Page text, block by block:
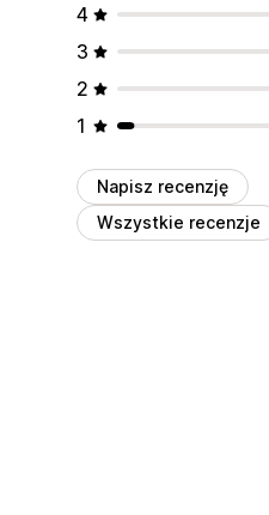
4
3
2
1
Napisz recenzję
Wszystkie recenzje